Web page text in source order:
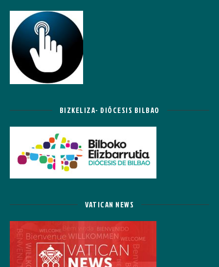
BIZKELIZA- DIÓCESIS BILBAO
VATICAN NEWS